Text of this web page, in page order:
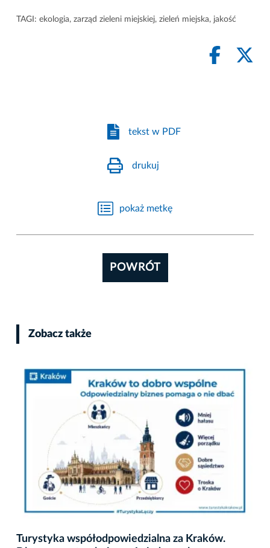
TAGI: ekologia, zarząd zieleni miejskiej, zieleń miejska, jakość
tekst w PDF
drukuj
pokaż metkę
POWRÓT
Zobacz także
Turystyka współodpowiedzialna za Kraków.